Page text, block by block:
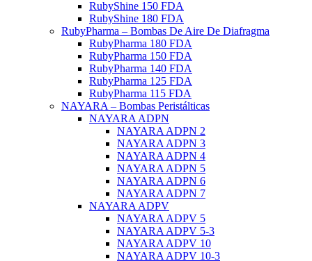
RubyShine 150 FDA
RubyShine 180 FDA
RubyPharma – Bombas De Aire De Diafragma
RubyPharma 180 FDA
RubyPharma 150 FDA
RubyPharma 140 FDA
RubyPharma 125 FDA
RubyPharma 115 FDA
NAYARA – Bombas Peristálticas
NAYARA ADPN
NAYARA ADPN 2
NAYARA ADPN 3
NAYARA ADPN 4
NAYARA ADPN 5
NAYARA ADPN 6
NAYARA ADPN 7
NAYARA ADPV
NAYARA ADPV 5
NAYARA ADPV 5-3
NAYARA ADPV 10
NAYARA ADPV 10-3